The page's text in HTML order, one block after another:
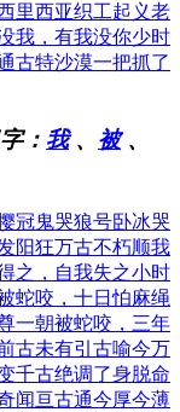
里西亚织工起义老
我，有我没你少时
古特沙漠一把抓了
： 我、 被、
冠鬼哭狼号卧冰哭
阳狂万古不朽顺我
之，自我失之小时
蛇咬，十日怕麻绳
一朝被蛇咬，三年
古未有引古喻今万
千古绝调了身脱命
闻亘古通今厚今薄